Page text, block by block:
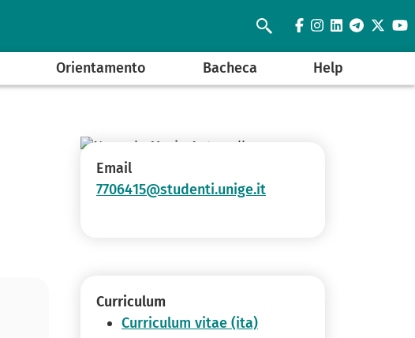
Cerca
facebook
instagram
linkedin
Orientamento Bacheca Help
Email
7706415@studenti.unige.it
Curriculum
Curriculum vitae (ita)